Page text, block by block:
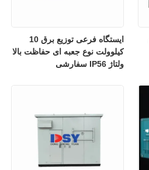
ایستگاه فرعی توزیع برق 10
کیلوولت نوع جعبه ای حفاظت بالا
ولتاژ IP56 سفارشی